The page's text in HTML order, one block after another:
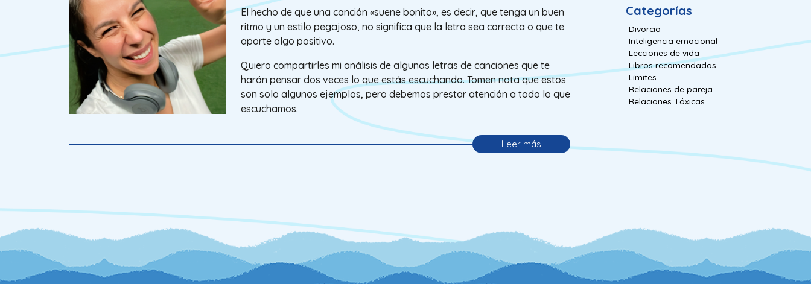
El hecho de que una canción «suene bonito», es decir, que tenga un buen
ritmo y un estilo pegajoso, no significa que la letra sea correcta o que te
aporte algo positivo.
Quiero compartirles mi análisis de algunas letras de canciones que te
harán pensar dos veces lo que estás escuchando. Tomen nota que estos
son solo algunos ejemplos, pero debemos prestar atención a todo lo que
escuchamos.
Leer más
Categorías
Divorcio
Inteligencia emocional
Lecciones de vida
Libros recomendados
Límites
Relaciones de pareja
Relaciones Tóxicas